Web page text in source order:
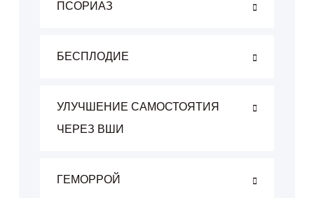
ПСОРИАЗ
БЕСПЛОДИЕ
УЛУЧШЕНИЕ САМОСТОЯТИЯ
ЧЕРЕЗ ВШИ
ГЕМОРРОЙ